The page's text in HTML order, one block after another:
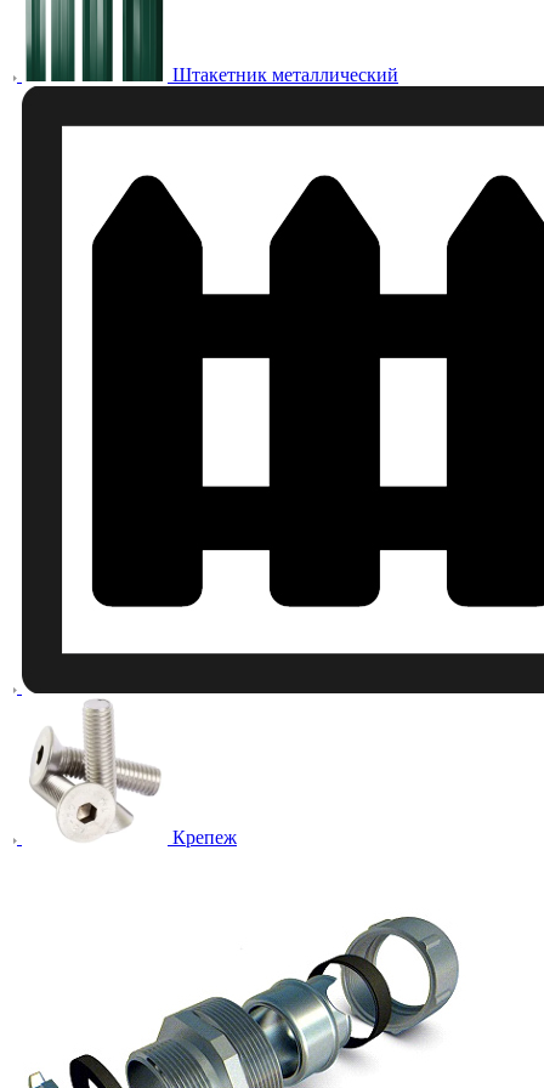
Штакетник металлический
Крепеж